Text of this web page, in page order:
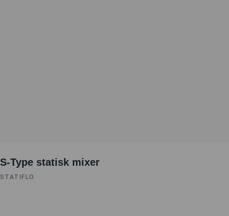
S-Type statisk mixer
STATIFLO